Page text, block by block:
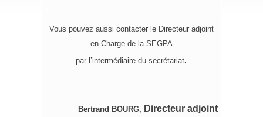
Vous pouvez aussi contacter le Directeur adjoint
en Charge de la SEGPA
par l’intermédiaire du secrétariat.
Bertrand BOURG, Directeur adjoint